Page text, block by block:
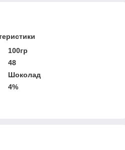
100гр
48
Шоколад
4%